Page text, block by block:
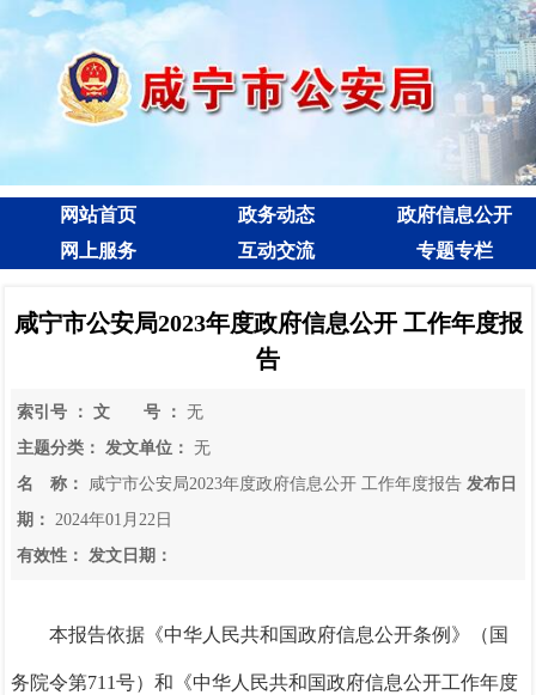
网站首页 政务动态
政府信息公开
网上服务
互动交流 专题专栏
咸宁市公安局2023年度政府信息公开 工作年度报
告
索引号 ： 文 号 ：
无
主题分类：
发文单位：
无
名 称：
咸宁市公安局2023年度政府信息公开 工作年度报告 发布日
期：
2024年01月22日
有效性：
发文日期：
本报告依据《中华人民共和国政府信息公开条例》（国
务院令第711号）和《中华人民共和国政府信息公开工作年度